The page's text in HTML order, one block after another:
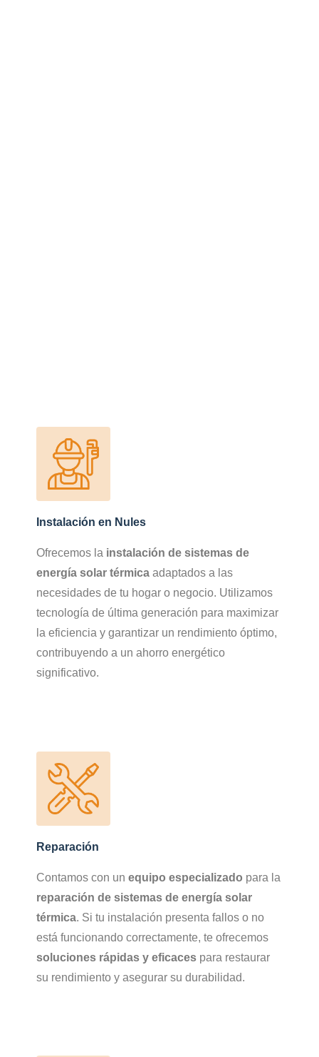
Instalación en Nules
Ofrecemos la instalación de sistemas de
energía solar térmicaadaptados a las
necesidades de tu hogar o negocio. Utilizamos
tecnología de última generación para maximizar
la eficiencia y garantizar un rendimiento óptimo,
contribuyendo a un ahorro energético
significativo.
Reparación
Contamos con un equipo especializado para la
reparación de sistemas de energía solar
térmica. Si tu instalación presenta fallos o no
está funcionando correctamente, te ofrecemos
soluciones rápidas y eficacespara restaurar
su rendimiento y asegurar su durabilidad.